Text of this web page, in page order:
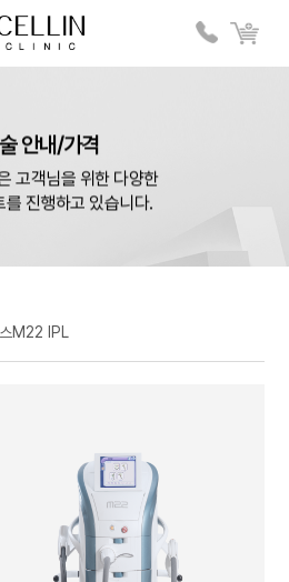
안내/가격
고객님을 위한 다양한
를 진행하고 있습니다.
M22 IPL